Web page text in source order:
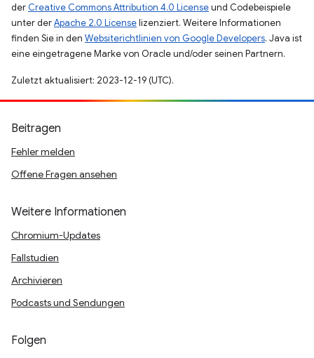
der Creative Commons Attribution 4.0 Licenseund Codebeispiele
unter derApache 2.0 Licenselizenziert. Weitere Informationen
finden Sie in den Websiterichtlinien von Google Developers. Java ist
eine eingetragene Marke von Oracle und/oder seinen Partnern.
Zuletzt aktualisiert: 2023-12-19 (UTC).
Beitragen
Fehler melden
Offene Fragen ansehen
Weitere Informationen
Chromium-Updates
Fallstudien
Archivieren
Podcasts und Sendungen
Folgen